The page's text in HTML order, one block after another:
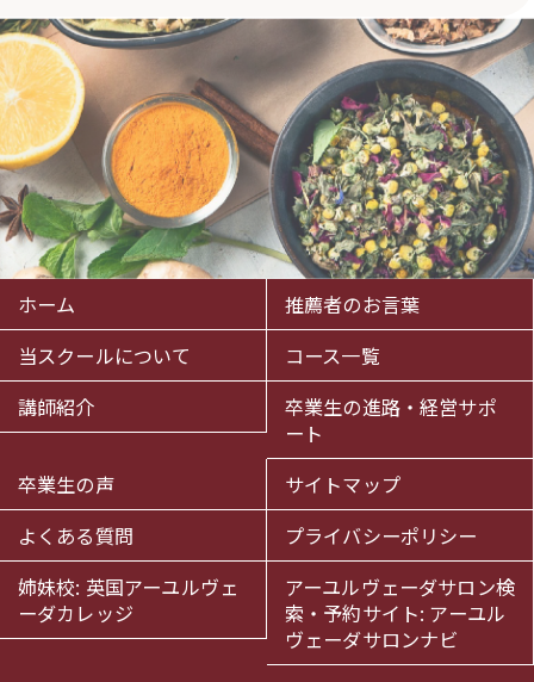
ホーム
推薦者のお言葉
当スクールについて
コース一覧
講師紹介
卒業生の進路・経営サポ
ート
卒業生の声
サイトマップ
よくある質問
プライバシーポリシー
姉妹校: 英国アーユルヴェ
ーダカレッジ
アーユルヴェーダサロン検
索・予約サイト: アーユル
ヴェーダサロンナビ